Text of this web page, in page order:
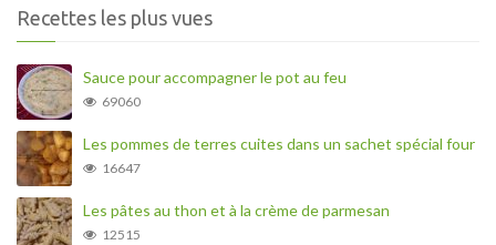
Recettes les plus vues
Sauce pour accompagner le pot au feu
69060
Les pommes de terres cuites dans un sachet spécial four
16647
Les pâtes au thon et à la crème de parmesan
12515